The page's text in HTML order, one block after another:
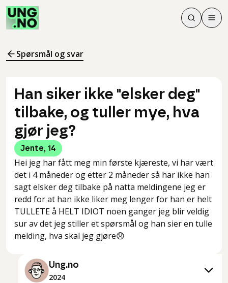
Søk
Søk
Meny
Spørsmål og svar
Han siker ikke "elsker deg"
tilbake, og tuller mye, hva
gjør jeg?
Jente, 14
Hei jeg har fått meg min første kjæreste, vi har vært
det i 4 måneder og etter 2 måneder så har ikke han
sagt elsker deg tilbake på natta meldingene jeg er
redd for at han ikke liker meg lenger for han er helt
TULLETE å HELT IDIOT noen ganger jeg blir veldig
sur av det jeg stiller et spørsmål og han sier en tulle
melding, hva skal jeg gjøre😞
Ung.no
2024